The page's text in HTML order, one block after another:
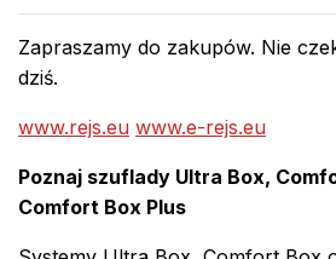
Zapraszamy do zakupów. Nie
dziś.
www.rejs.eu www.e-rejs.eu
Poznaj szuflady Ultra Box,
Comfort Box Plus